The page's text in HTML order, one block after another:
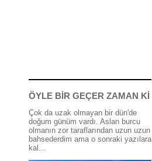
ÖYLE BİR GEÇER ZAMAN Kİ
Çok da uzak olmayan bir dün'de
doğum günüm vardı. Aslan burcu
olmanın zor taraflarından uzun uzun
bahsederdim ama o sonraki yazılara
kal...